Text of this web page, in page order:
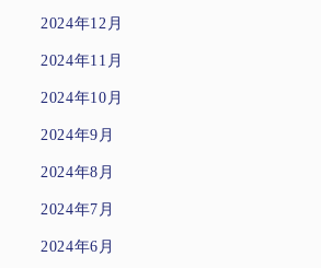
2024年12月
2024年11月
2024年10月
2024年9月
2024年8月
2024年7月
2024年6月